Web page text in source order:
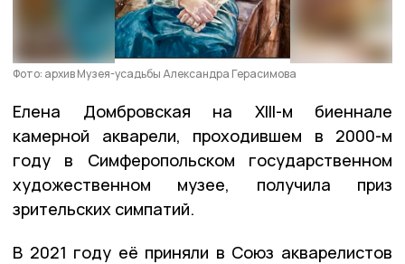
Фото: архив Музея-усадьбы Александра Герасимова
Елена Домбровская на XIII-м биеннале
камерной акварели, проходившем в 2000-м
году в Симферопольском государственном
художественном музее, получила приз
зрительских симпатий.
В 2021 году её приняли в Союз акварелистов